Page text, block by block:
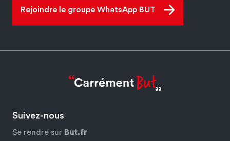
Rejoindre le groupe WhatsApp BUT
Suivez-nous
Se rendre sur But.fr